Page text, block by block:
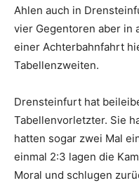
Ahlen auch in
vier Gegentoren aber in
einer Achterbahnfahrt
Tabellenzweiten.
Drensteinfurt hat
Tabellenvorletzter. Sie
hatten sogar zwei Mal
einmal 2:3 lagen die
Moral und schlugen